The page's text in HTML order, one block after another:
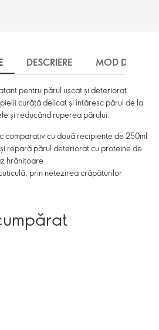
DESCRIERE MOD DE
pentru părul uscat și deteriorat.
curăță delicat și întăresc părul de la
și reducând ruperea părului.
comparativ cu două recipiente de 250ml
repară părul deteriorat cu proteine de
hrănitoare
prin netezirea crăpăturilor